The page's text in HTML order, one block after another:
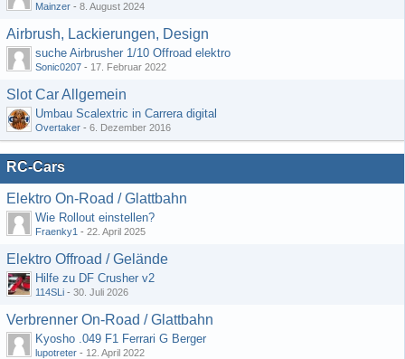
Mainzer - 8. August 2024
Airbrush, Lackierungen, Design
suche Airbrusher 1/10 Offroad elektro
Sonic0207 - 17. Februar 2022
Slot Car Allgemein
Umbau Scalextric in Carrera digital
Overtaker - 6. Dezember 2016
RC-Cars
Elektro On-Road / Glattbahn
Wie Rollout einstellen?
Fraenky1 - 22. April 2025
Elektro Offroad / Gelände
Hilfe zu DF Crusher v2
114SLi - 30. Juli 2026
Verbrenner On-Road / Glattbahn
Kyosho .049 F1 Ferrari G Berger
lupotreter - 12. April 2022